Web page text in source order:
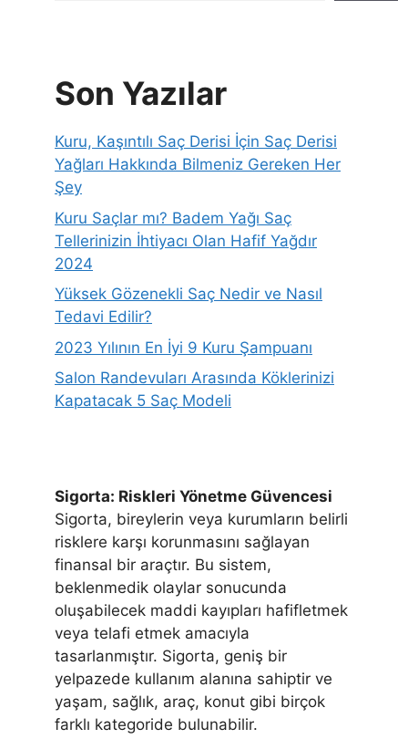
Son Yazılar
Kuru, Kaşıntılı Saç Derisi İçin Saç Derisi
Yağları Hakkında Bilmeniz Gereken Her
Şey
Kuru Saçlar mı? Badem Yağı Saç
Tellerinizin İhtiyacı Olan Hafif Yağdır
2024
Yüksek Gözenekli Saç Nedir ve Nasıl
Tedavi Edilir?
2023 Yılının En İyi 9 Kuru Şampuanı
Salon Randevuları Arasında Köklerinizi
Kapatacak 5 Saç Modeli
Sigorta: Riskleri Yönetme Güvencesi
Sigorta, bireylerin veya kurumların belirli
risklere karşı korunmasını sağlayan
finansal bir araçtır. Bu sistem,
beklenmedik olaylar sonucunda
oluşabilecek maddi kayıpları hafifletmek
veya telafi etmek amacıyla
tasarlanmıştır. Sigorta, geniş bir
yelpazede kullanım alanına sahiptir ve
yaşam, sağlık, araç, konut gibi birçok
farklı kategoride bulunabilir.